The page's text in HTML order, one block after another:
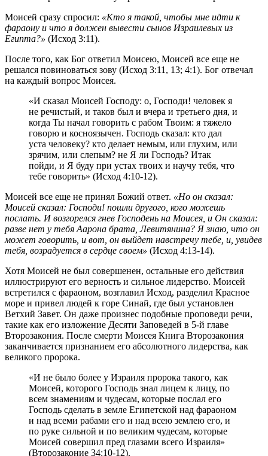
Моисей сразу спросил: «Кто я такой, чтобы мне идти к
фараону и что я должен вывести сынов Израилевых из
Египта?» (Исход 3:11).
После того, как Бог ответил Моисею, Моисей все еще не
решался повиноваться зову (Исход 3:11, 13; 4:1). Бог отвечал
на каждый вопрос Моисея.
«И сказал Моисей Господу: о, Господи! человек я
не речистый, и таков был и вчера и третьего дня, и
когда Ты начал говорить с рабом Твоим: я тяжело
говорю и косноязычен. Господь сказал: кто дал
уста человеку? кто делает немым, или глухим, или
зрячим, или слепым? не Я ли Господь? Итак
пойди, и Я буду при устах твоих и научу тебя, что
тебе говорить» (Исход 4:10-12).
Моисей все еще не принял Божий ответ. «Но он сказал:
Моисей сказал: Господи! пошли другого, кого можешь
послать. И возгорелся гнев Господень на Моисея, и Он сказал:
разве нет у тебя Аарона брата, Левитянина? Я знаю, что он
может говорить, и вот, он выйдет навстречу тебе, и, увидев
тебя, возрадуется в сердце своем» (Исход 4:13-14).
Хотя Моисей не был совершенен, остальные его действия
иллюстрируют его верность и сильное лидерство. Моисей
встретился с фараоном, возглавил Исход, разделил Красное
море и привел людей к горе Синай, где был установлен
Ветхий Завет. Он даже произнес подобные проповеди речи,
такие как его изложение Десяти Заповедей в 5-й главе
Второзакония. После смерти Моисея Книга Второзакония
заканчивается признанием его абсолютного лидерства, как
великого пророка.
«И не было более у Израиля пророка такого, как
Моисей, которого Господь знал лицем к лицу, по
всем знамениям и чудесам, которые послал его
Господь сделать в земле Египетской над фараоном
и над всеми рабами его и над всею землею его, и
по руке сильной и по великим чудесам, которые
Моисей совершил пред глазами всего Израиля»
(Второзаконие 34:10-12).